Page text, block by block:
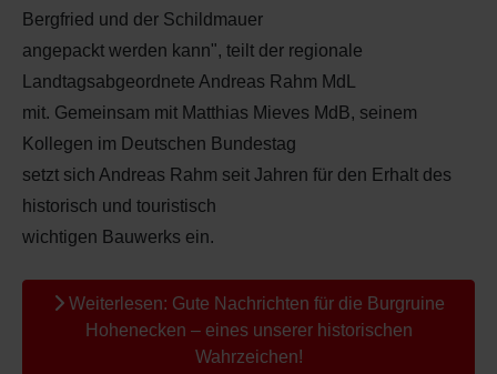
Bergfried und der Schildmauer
angepackt werden kann", teilt der regionale
Landtagsabgeordnete Andreas Rahm MdL
mit. Gemeinsam mit Matthias Mieves MdB, seinem
Kollegen im Deutschen Bundestag
setzt sich Andreas Rahm seit Jahren für den Erhalt des
historisch und touristisch
wichtigen Bauwerks ein.
Weiterlesen: Gute Nachrichten für die Burgruine
Hohenecken – eines unserer historischen
Wahrzeichen!